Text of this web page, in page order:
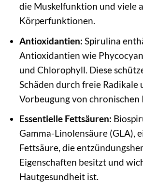
die Muskelfunktion und viele
Körperfunktionen.
Antioxidantien: Spirulina
Antioxidantien wie
und Chlorophyll. Diese
Schäden durch freie Radikale
Vorbeugung von chronischen
Essentielle Fettsäuren:
Gamma-Linolensäure (GLA),
Fettsäure, die
Eigenschaften besitzt und
Hautgesundheit ist.